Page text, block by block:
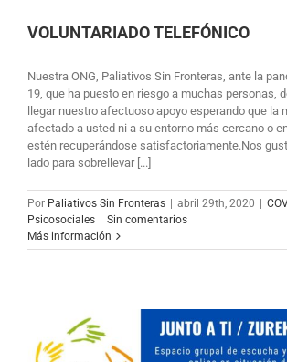
VOLUNTARIADO TELEFÓNICO
Nuestra ONG, Paliativos Sin Fronteras, ante la
19, que ha puesto en riesgo a muchas personas,
llegar nuestro afectuoso apoyo esperando que la
afectado a usted ni a su entorno más cercano o
estén recuperándose satisfactoriamente.Nos
lado para sobrellevar [...]
Por Paliativos Sin Fronteras | abril 29th, 2020 |
Psicosociales | Sin comentarios
Más información